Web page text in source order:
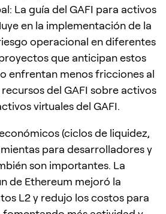
La guía del GAFI para activos
en la implementación de la
operacional en diferentes
que anticipan estos
enfrentan menos fricciones al
del GAFI sobre activos
virtuales del GAFI.
(ciclos de liquidez,
para desarrolladores y
son importantes. La
de Ethereum mejoró la
L2 y redujo los costos para